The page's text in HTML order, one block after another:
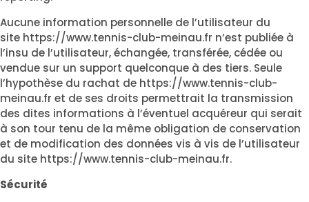
Aucune information personnelle de l’utilisateur du
site https://www.tennis-club-meinau.fr n’est publiée à
l’insu de l’utilisateur, échangée, transférée, cédée ou
vendue sur un support quelconque à des tiers. Seule
l’hypothèse du rachat de https://www.tennis-club-
meinau.fr et de ses droits permettrait la transmission
des dites informations à l’éventuel acquéreur qui serait
à son tour tenu de la même obligation de conservation
et de modification des données vis à vis de l’utilisateur
du site https://www.tennis-club-meinau.fr.
Sécurité